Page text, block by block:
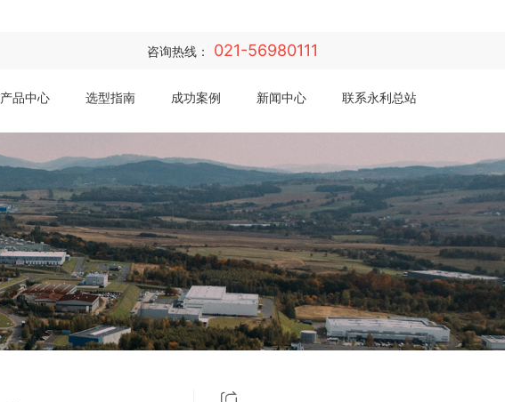
咨询热线： 021-56980111
产品中心 选型指南 成功案例 新闻中心 联系永利总站·(中国)集团